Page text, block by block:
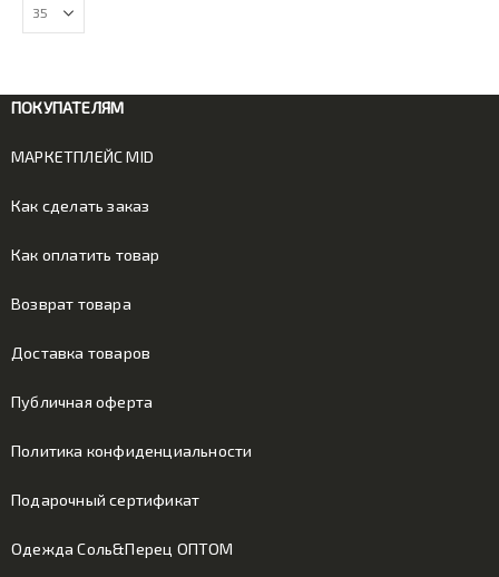
ПОКУПАТЕЛЯМ
МАРКЕТПЛЕЙС MID
Как сделать заказ
Как оплатить товар
Возврат товара
Доставка товаров
Публичная оферта
Политика конфиденциальности
Подарочный сертификат
Одежда Соль&Перец ОПТОМ